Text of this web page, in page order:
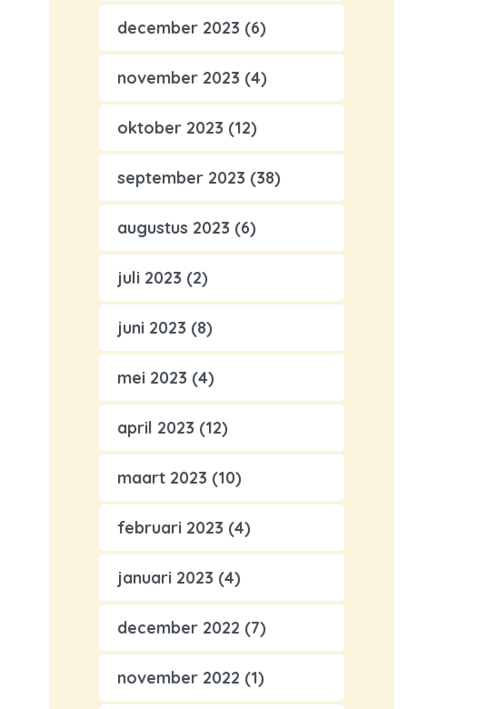
december 2023 (6)
november 2023 (4)
oktober 2023 (12)
september 2023 (38)
augustus 2023 (6)
juli 2023 (2)
juni 2023 (8)
mei 2023 (4)
april 2023 (12)
maart 2023 (10)
februari 2023 (4)
januari 2023 (4)
december 2022 (7)
november 2022 (1)